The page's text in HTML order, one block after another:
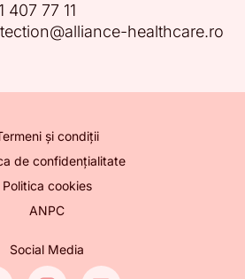
407 77 11
healthcare.ro
și condiții
de confidențialitate
Politica cookies
ANPC
Social Media